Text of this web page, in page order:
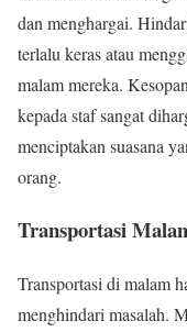
dan menghargai.
terlalu keras atau
malam mereka.
kepada staf sangat
menciptakan suasana
orang.
Transportasi
Transportasi di malam
menghindari masalah.